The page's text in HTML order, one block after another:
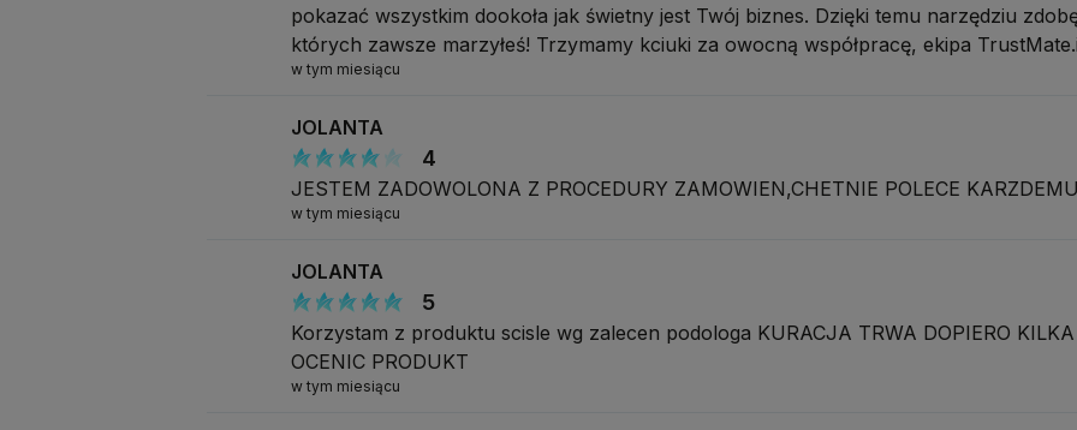
pokazać wszystkim dookoła jak świetny jest Twój biznes. Dzięki temu narzędziu
których zawsze marzyłeś! Trzymamy kciuki za owocną współpracę, ekipa
w tym miesiącu
JOLANTA
4
JESTEM ZADOWOLONA Z PROCEDURY ZAMOWIEN,CHETNIE POLECE KARZDEMU
w tym miesiącu
JOLANTA
5
Korzystam z produktu scisle wg zalecen podologa KURACJA TRWA DOPIERO
OCENIC PRODUKT
w tym miesiącu